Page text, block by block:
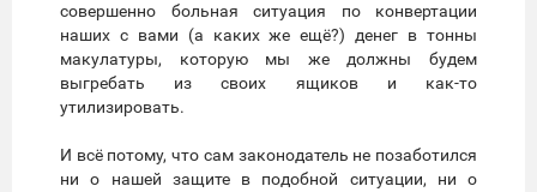
совершенно больная ситуация по конвертации
наших с вами (а каких же ещё?) денег в тонны
макулатуры, которую мы же должны будем
выгребать из своих ящиков и как-то
утилизировать.
И всё потому, что сам законодатель не позаботился
ни о нашей защите в подобной ситуации, ни о